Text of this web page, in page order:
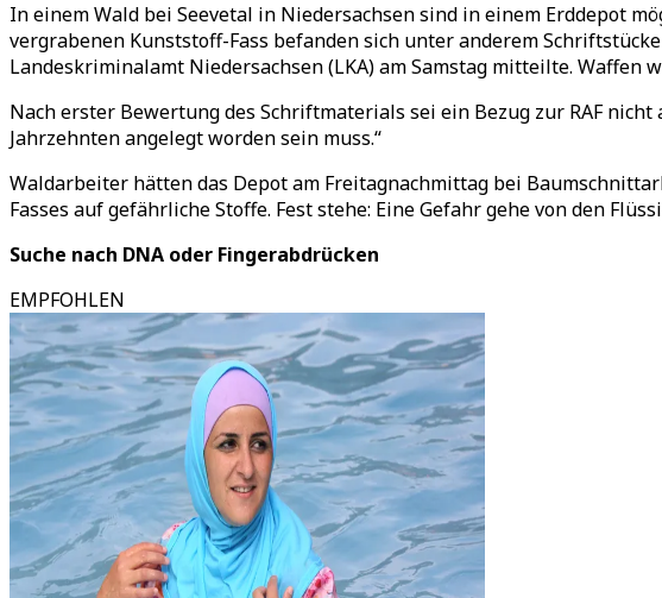
In einem Wald bei Seevetal in Niedersachsen sind in einem Erddepot
vergrabenen Kunststoff-Fass befanden sich unter anderem
Landeskriminalamt Niedersachsen (LKA) am Samstag mitteilte. Waffen
Nach erster Bewertung des Schriftmaterials sei ein Bezug zur RAF
Jahrzehnten angelegt worden sein muss.“
Waldarbeiter hätten das Depot am Freitagnachmittag bei
Fasses auf gefährliche Stoffe. Fest stehe: Eine Gefahr gehe von den
Suche nach DNA oder Fingerabdrücken
EMPFOHLEN